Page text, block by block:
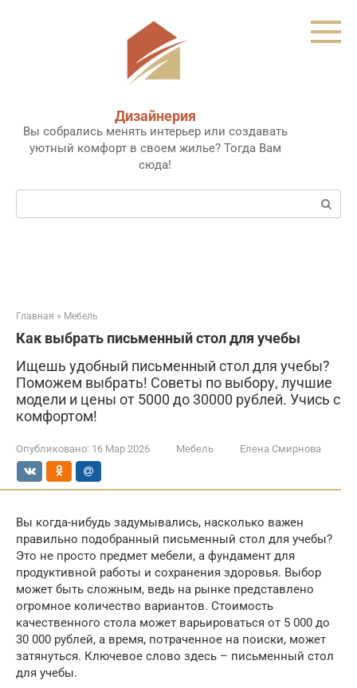
Дизайнерия
Вы собрались менять интерьер или создавать
уютный комфорт в своем жилье? Тогда Вам
сюда!
Поиск:
Главная » Мебель
Как выбрать письменный стол для учебы
Ищешь удобный письменный стол для учебы?
Поможем выбрать! Советы по выбору, лучшие
модели и цены от 5000 до 30000 рублей. Учись с
комфортом!
Опубликовано: 16 Мар 2026 Мебель Елена Смирнова
Вы когда-нибудь задумывались, насколько важен
правильно подобранный письменный стол для учебы?
Это не просто предмет мебели, а фундамент для
продуктивной работы и сохранения здоровья. Выбор
может быть сложным, ведь на рынке представлено
огромное количество вариантов. Стоимость
качественного стола может варьироваться от 5 000 до
30 000 рублей, а время, потраченное на поиски, может
затянуться. Ключевое слово здесь – письменный стол
для учебы.